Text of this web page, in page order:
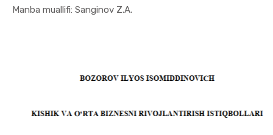
Manba muallifi: Sanginov Z.A.
In Tadbirk...